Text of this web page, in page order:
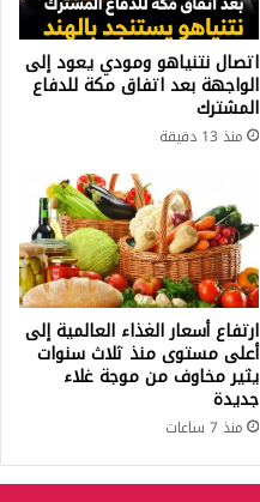
اتصال نتنياهو ومودي يعود إلى
الواجهة بعد اتفاق مكة للدفاع
المشترك
منذ 13 دقيقة
ارتفاع أسعار الغذاء العالمية إلى
أعلى مستوى منذ ثلاث سنوات
يثير مخاوف من موجة غلاء
جديدة
منذ 7 ساعات